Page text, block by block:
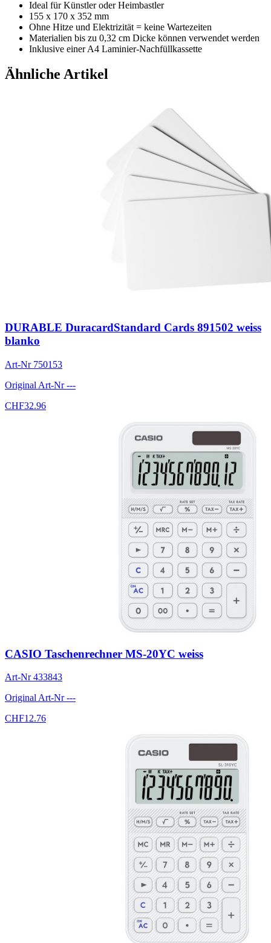
Ideal für Künstler oder Heimbastler
155 x 170 x 352 mm
Ohne Hitze und Elektrizität = keine Wartezeiten
Materialien bis zu 0,32 cm Dicke können verwendet werden
Inklusive einer A4 Laminier-Nachfüllkassette
Ähnliche Artikel
DURABLE DuracardStandard Cards 891502 weiss
blanko
Art-Nr 750153
Original Art-Nr---
CHF32.96
CASIO Taschenrechner MS-20YC weiss
Art-Nr433843
Original Art-Nr---
CHF12.76